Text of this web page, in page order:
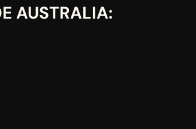
AUSTRALIA: